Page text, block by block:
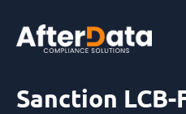
content
Sanction LCB-